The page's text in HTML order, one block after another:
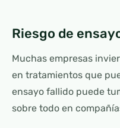
Riesgo de
Muchas empresas
en tratamientos que
ensayo fallido puede
sobre todo en